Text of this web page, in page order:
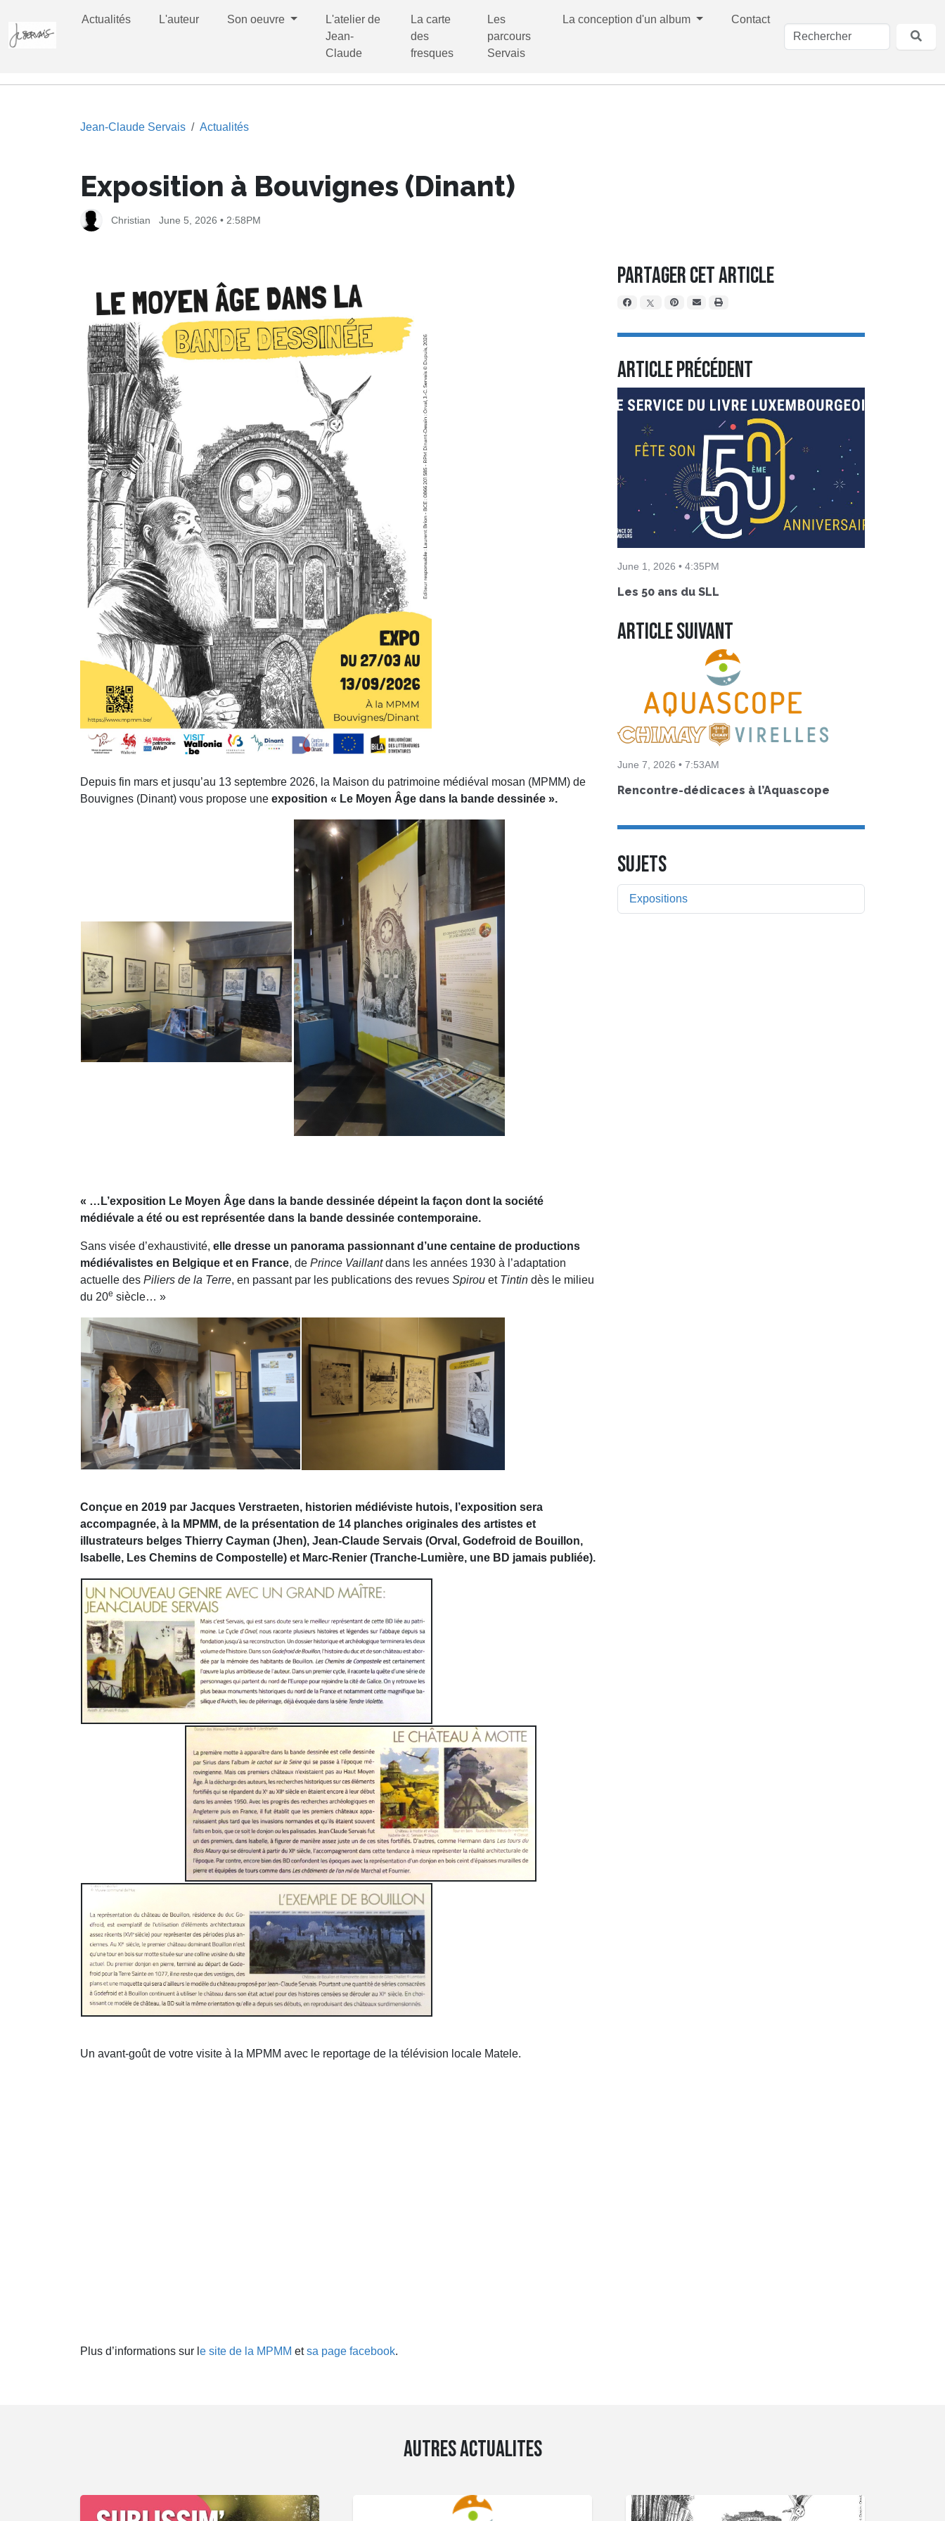
Actualités L'auteur Son oeuvre
L'atelier de
Jean-
Claude
La carte
des
fresques
Les
parcours
Servais
La conception d'un album Contact
Jean-Claude Servais Actualités
Exposition à Bouvignes (Dinant)
Christian June 5, 2026 • 2:58PM
Depuis fin mars et jusqu’au 13 septembre 2026, la Maison du patrimoine médiéval mosan (MPMM) de
Bouvignes (Dinant) vous propose une exposition « Le Moyen Âge dans la bande dessinée ».
« …L’exposition Le Moyen Âge dans la bande dessinée dépeint la façon dont la société
médiévale a été ou est représentée dans la bande dessinée contemporaine.
Sans visée d’exhaustivité, elle dresse un panorama passionnant d’une centaine de productions
médiévalistes en Belgique et en France, de Prince Vaillantdans les années 1930 à l’adaptation
actuelle des Piliers de la Terre, en passant par les publications des revues Spirou et Tintin dès le milieu
du 20e siècle… »
Conçue en 2019 par Jacques Verstraeten, historien médiéviste hutois, l’exposition sera
accompagnée, à la MPMM, de la présentation de 14 planches originales des artistes et
illustrateurs belges Thierry Cayman (Jhen), Jean-Claude Servais (Orval, Godefroid de Bouillon,
Isabelle, Les Chemins de Compostelle) et Marc-Renier (Tranche-Lumière, une BD jamais publiée).
Un avant-goût de votre visite à la MPMM avec le reportage de la télévision locale Matele.
Plus d’informations sur l e site de la MPMM etsa page facebook.
Partager cet article
Article précédent
June 1, 2026 • 4:35PM
Les 50 ans du SLL
Article suivant
June 7, 2026 • 7:53AM
Rencontre-dédicaces à l’Aquascope
SUJETS
Expositions
AUTRES ACTUALITES